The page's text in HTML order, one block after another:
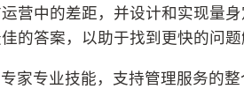
营中的差距，并设计和实现量
的答案，以助于找到更快的问题
家专业技能，支持管理服务的整